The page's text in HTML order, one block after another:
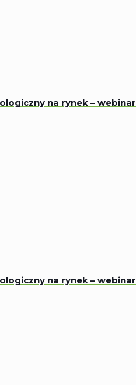
na rynek – webinar
na rynek – webinar